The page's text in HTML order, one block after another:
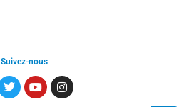
Suivez-nous